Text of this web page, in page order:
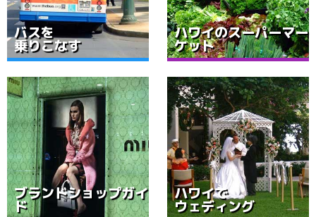
バスを
乗りこなす
ハワイのスーパーマー
ケット
ブランドショップガイ
ド
ハワイで
ウェディング